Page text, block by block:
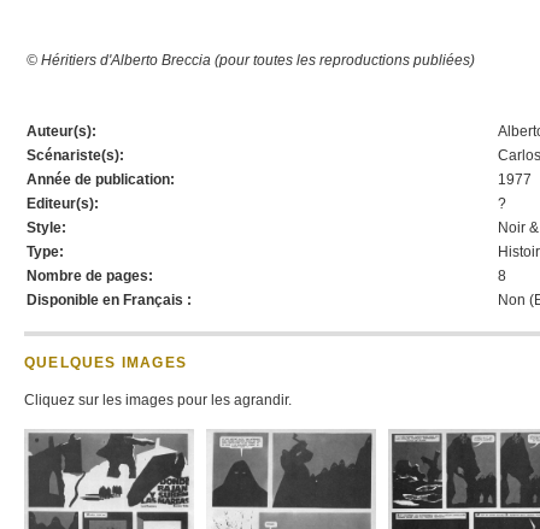
© Héritiers d'Alberto Breccia (pour toutes les reproductions publiées)
Auteur(s):
Scénariste(s):
Année de publication:
1977
Editeur(s):
?
Style:
Noir
Type:
Nombre de pages:
8
Disponible en Français :
Non
QUELQUES IMAGES
Cliquez sur les images pour les agrandir.